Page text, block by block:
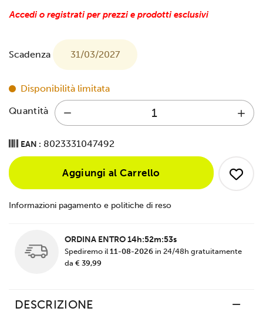
Accedi o registrati per prezzi e prodotti esclusivi
Scadenza 31/03/2027
Disponibilità limitata
Quantità
EAN : 8023331047492
Aggiungi al Carrello
Informazioni pagamento e politiche di reso
ORDINA ENTRO14h:52m:53s
Spediremo il 11-08-2026 in 24/48h gratuitamente
da € 39,99
DESCRIZIONE